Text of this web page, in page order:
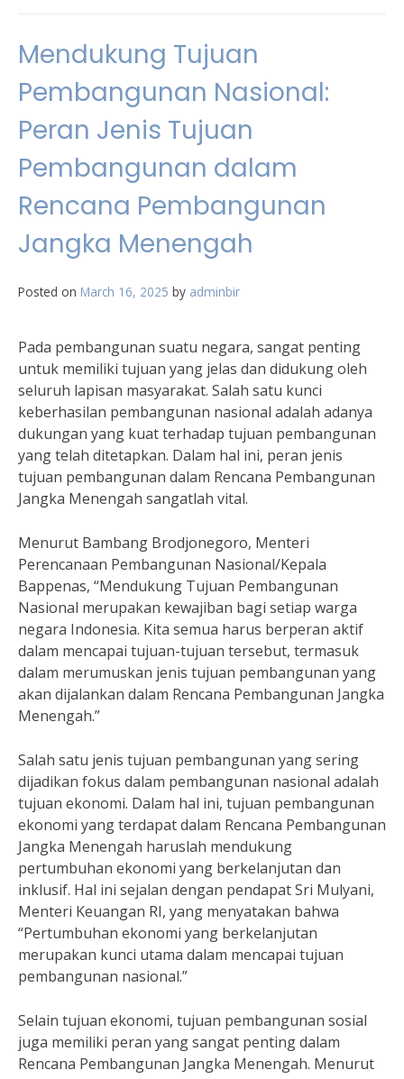
Mendukung Tujuan
Pembangunan Nasional:
Peran Jenis Tujuan
Pembangunan dalam
Rencana Pembangunan
Jangka Menengah
Posted on March 16, 2025 by adminbir
Pada pembangunan suatu negara, sangat penting
untuk memiliki tujuan yang jelas dan didukung oleh
seluruh lapisan masyarakat. Salah satu kunci
keberhasilan pembangunan nasional adalah adanya
dukungan yang kuat terhadap tujuan pembangunan
yang telah ditetapkan. Dalam hal ini, peran jenis
tujuan pembangunan dalam Rencana Pembangunan
Jangka Menengah sangatlah vital.
Menurut Bambang Brodjonegoro, Menteri
Perencanaan Pembangunan Nasional/Kepala
Bappenas, “Mendukung Tujuan Pembangunan
Nasional merupakan kewajiban bagi setiap warga
negara Indonesia. Kita semua harus berperan aktif
dalam mencapai tujuan-tujuan tersebut, termasuk
dalam merumuskan jenis tujuan pembangunan yang
akan dijalankan dalam Rencana Pembangunan Jangka
Menengah.”
Salah satu jenis tujuan pembangunan yang sering
dijadikan fokus dalam pembangunan nasional adalah
tujuan ekonomi. Dalam hal ini, tujuan pembangunan
ekonomi yang terdapat dalam Rencana Pembangunan
Jangka Menengah haruslah mendukung
pertumbuhan ekonomi yang berkelanjutan dan
inklusif. Hal ini sejalan dengan pendapat Sri Mulyani,
Menteri Keuangan RI, yang menyatakan bahwa
“Pertumbuhan ekonomi yang berkelanjutan
merupakan kunci utama dalam mencapai tujuan
pembangunan nasional.”
Selain tujuan ekonomi, tujuan pembangunan sosial
juga memiliki peran yang sangat penting dalam
Rencana Pembangunan Jangka Menengah. Menurut